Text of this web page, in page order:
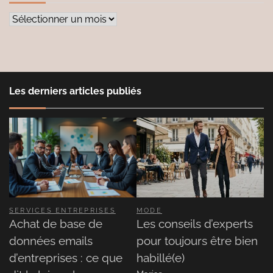
Archives
Les derniers articles publiés
SERVICES ENTREPRISES
Achat de base de
données emails
d’entreprises : ce que
MODE
Les conseils d’experts
pour toujours être bien
habillé(e)